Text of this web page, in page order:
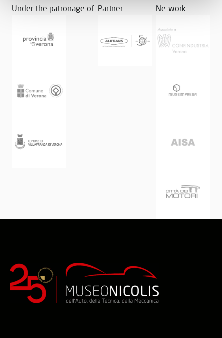
Under the patronage of Partner Network